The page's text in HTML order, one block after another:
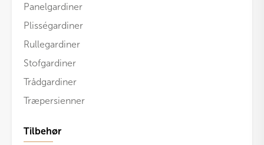
Panelgardiner
Plisségardiner
Rullegardiner
Stofgardiner
Trådgardiner
Træpersienner
Tilbehør